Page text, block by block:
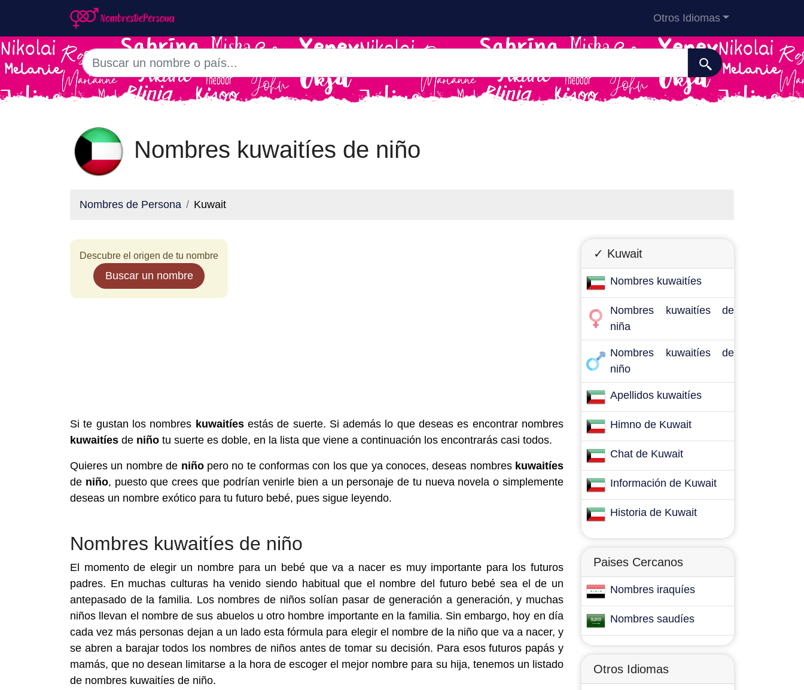
Otros Idiomas
Nombres kuwaitíes de niño
Nombres de Persona Kuwait
Descubre el origen de tu nombre
Buscar un nombre
Si te gustan los nombres kuwaitíesestás de suerte. Si además lo que deseas es encontrar nombres
kuwaitíes de niño tu suerte es doble, en la lista que viene a continuación los encontrarás casi todos.
Quieres un nombre de niñopero no te conformas con los que ya conoces, deseas nombres kuwaitíes
de niño, puesto que crees que podrían venirle bien a un personaje de tu nueva novela o simplemente
deseas un nombre exótico para tu futuro bebé, pues sigue leyendo.
Nombres kuwaitíes de niño
El momento de elegir un nombre para un bebé que va a nacer es muy importante para los futuros
padres. En muchas culturas ha venido siendo habitual que el nombre del futuro bebé sea el de un
antepasado de la familia. Los nombres de niños solían pasar de generación a generación, y muchas
niños llevan el nombre de sus abuelos u otro hombre importante en la familia. Sin embargo, hoy en día
cada vez más personas dejan a un lado esta fórmula para elegir el nombre de la niño que va a nacer, y
se abren a barajar todos los nombres de niños antes de tomar su decisión. Para esos futuros papás y
mamás, que no desean limitarse a la hora de escoger el mejor nombre para su hija, tenemos un listado
de nombres kuwaitíes de niño.
✓ Kuwait
Nombres kuwaitíes
Nombres kuwaitíes de
niña
Nombres kuwaitíes de
niño
Apellidos kuwaitíes
Himno de Kuwait
Chat de Kuwait
Información de Kuwait
Historia de Kuwait
Paises Cercanos
Nombres iraquíes
Nombres saudíes
Otros Idiomas